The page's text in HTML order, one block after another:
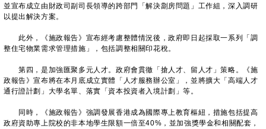
並宣布成立由財政司副司長領導的跨部門「解決劏房問題」工作組，深入調研
以提出解決方案。
此外，《施政報告》宣布經考慮整體情況後，政府即日起採取一系列「調
整住宅物業需求管理措施」，包括調整相關印花稅。
第四，是加強匯聚多元人才。政府會貫徹「搶人才、留人才」策略。《施
政報告》宣布將在本月底成立實體「人才服務辦公室」，並將擴大「高端人才
通行證計劃」大學名單、落實「資本投資者入境計劃」等。
同時，《施政報告》強調發展香港成為國際專上教育樞紐，措施包括提高
政府資助專上院校的非本地學生限額一倍至40%，並加強獎學金和相關配套，